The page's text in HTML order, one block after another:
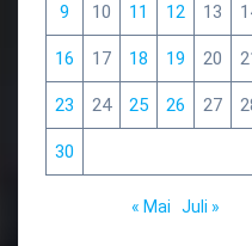
9 10 11 12 13
16 17 18 19 20
23 24 25 26 27
30
« Mai Juli »